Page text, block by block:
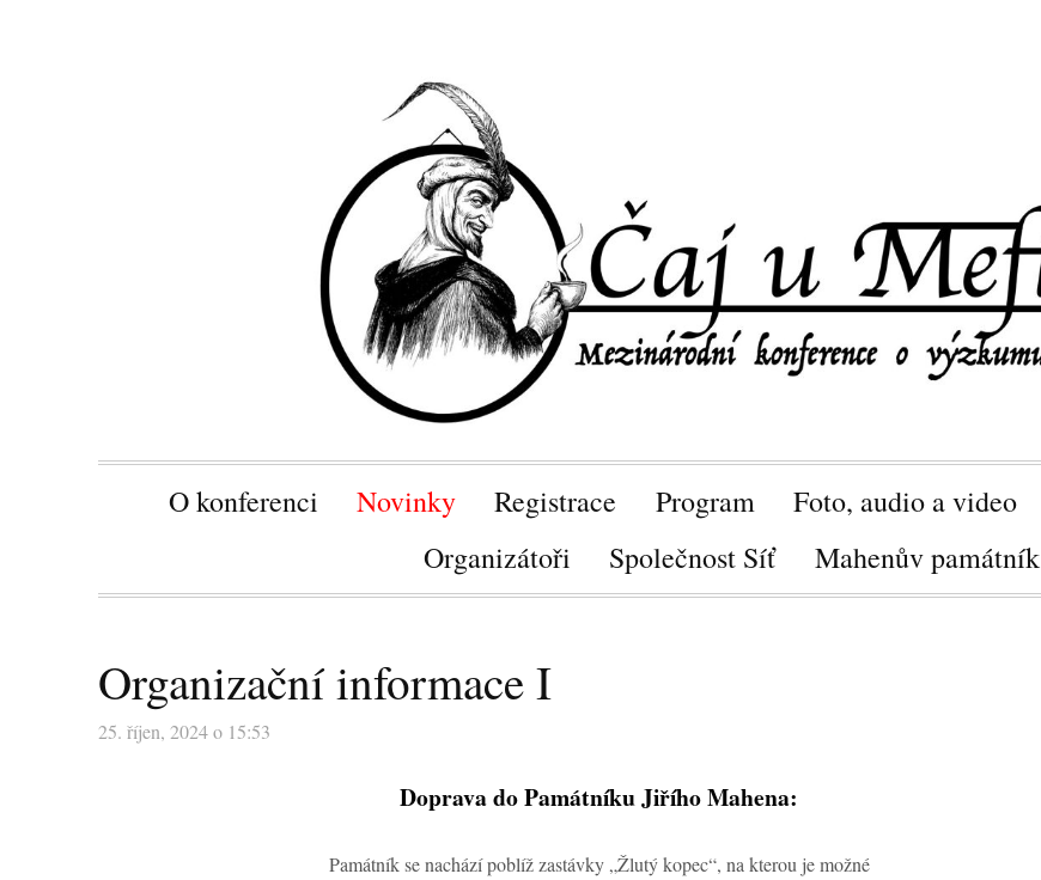
O konferenci Novinky Registrace Program Foto, audio a video
Organizátoři
Společnost Síť Mahenův památník
Organizační informace I
25. říjen, 2024 o 15:53
Doprava do Památníku Jiřího Mahena:
Památník se nachází poblíž zastávky „Žlutý kopec“, na kterou je možné